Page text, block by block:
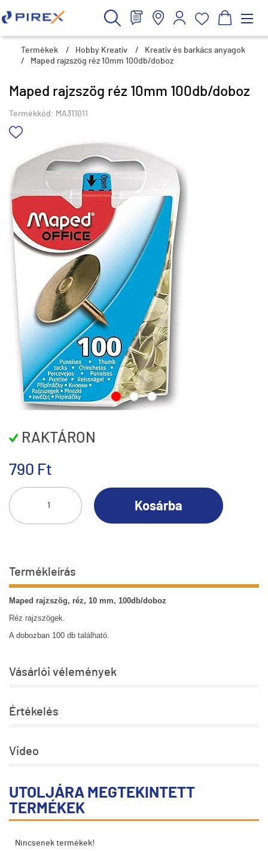
Termékek / Hobby Kreatív /
Kreatív és barkács anyagok
/
Maped rajzszög réz 10mm 100db/doboz
Maped rajzszög réz 10mm 100db/doboz
Termékkód: MA311011
RAKTÁRON
790 Ft
Kosárba
Termékleírás
Maped rajzszög, réz, 10 mm, 100db/doboz
Réz rajzszögek.
A dobozban 100 db található.
Vásárlói vélemények
Értékelés
Video
UTOLJÁRA MEGTEKINTETT
TERMÉKEK
Nincsenek termékek!